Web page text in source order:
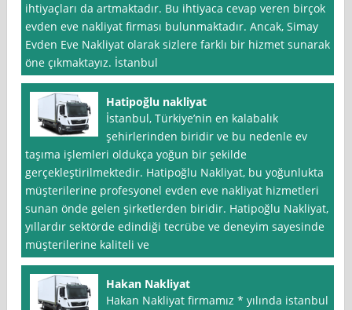
ihtiyaçları da artmaktadır. Bu ihtiyaca cevap veren birçok
evden eve nakliyat firması bulunmaktadır. Ancak, Simay
Evden Eve Nakliyat olarak sizlere farklı bir hizmet sunarak
öne çıkmaktayız. İstanbul
Hatipoğlu nakliyat
İstanbul, Türkiye’nin en kalabalık
şehirlerinden biridir ve bu nedenle ev
taşıma işlemleri oldukça yoğun bir şekilde
gerçekleştirilmektedir. Hatipoğlu Nakliyat, bu yoğunlukta
müşterilerine profesyonel evden eve nakliyat hizmetleri
sunan önde gelen şirketlerden biridir. Hatipoğlu Nakliyat,
yıllardır sektörde edindiği tecrübe ve deneyim sayesinde
müşterilerine kaliteli ve
Hakan Nakliyat
Hakan Nakliyat firmamız * yılında istanbul